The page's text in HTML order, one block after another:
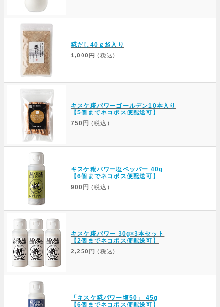
糀だし40ｇ袋入り
1,000円 (税込)
キスケ糀パワーゴールデン10本入り
【5個までネコポス便配送可】
750円 (税込)
キスケ糀パワー塩ペッパー 40g
【6個までネコポス便配送可】
900円 (税込)
キスケ糀パワー 30g×3本セット
【2個までネコポス便配送可】
2,250円 (税込)
「キスケ糀パワー塩50」 45g
【6個までネコポス便配送可】